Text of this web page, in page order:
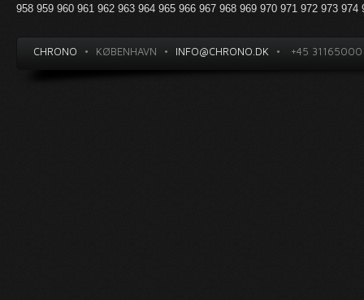
958 959 960 961 962 963 964 965 966 967 968 969 970 971 972 973 974
CHRONO • KØBENHAVN • INFO@CHRONO.DK • +45 31165000